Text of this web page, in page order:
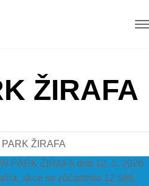
ŽIRAFA
PARK ŽIRAFA
PARK ŽIRAFA dne 12. 5. 2026
akce se zúčastnilo 12 dětí,